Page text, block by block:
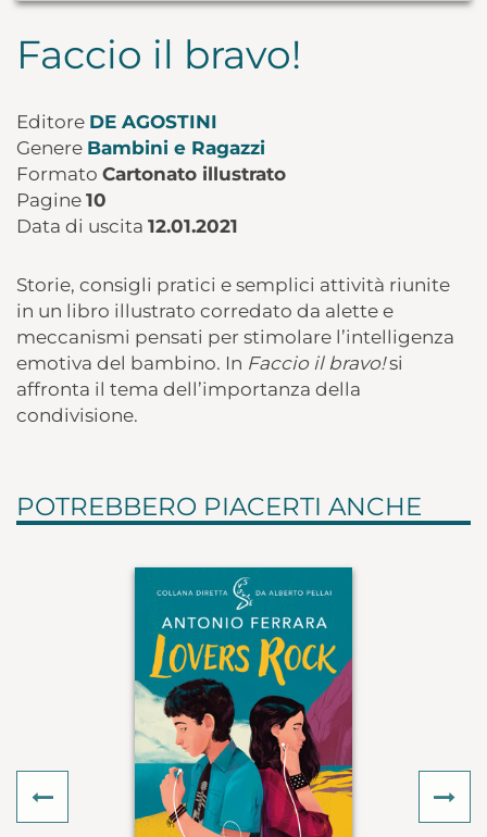
Faccio il bravo!
Editore DE AGOSTINI
Genere Bambini e Ragazzi
Formato Cartonato illustrato
Pagine 10
Data di uscita 12.01.2021
Storie, consigli pratici e semplici attività riunite
in un libro illustrato corredato da alette e
meccanismi pensati per stimolare l’intelligenza
emotiva del bambino. In Faccio il bravo!si
affronta il tema dell’importanza della
condivisione.
POTREBBERO PIACERTI ANCHE
Previous